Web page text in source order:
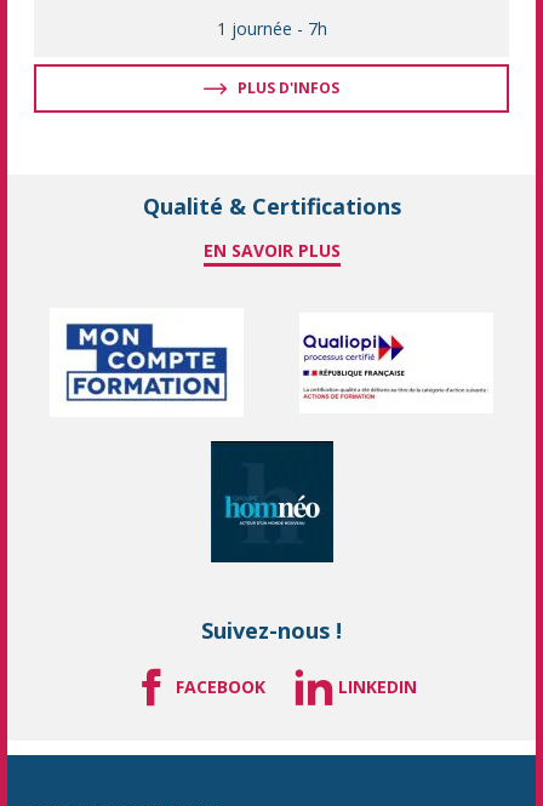
1 journée - 7h
PLUS D'INFOS
Qualité & Certifications
EN SAVOIR PLUS
Suivez-nous !
FACEBOOK LINKEDIN